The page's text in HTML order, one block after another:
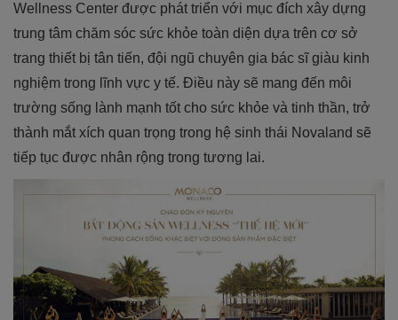
Wellness Center được phát triển với mục đích xây dựng
trung tâm chăm sóc sức khỏe toàn diện dựa trên cơ sở
trang thiết bị tân tiến, đội ngũ chuyên gia bác sĩ giàu kinh
nghiệm trong lĩnh vực y tế. Điều này sẽ mang đến môi
trường sống lành mạnh tốt cho sức khỏe và tinh thần, trở
thành mắt xích quan trọng trong hệ sinh thái Novaland sẽ
tiếp tục được nhân rộng trong tương lai.